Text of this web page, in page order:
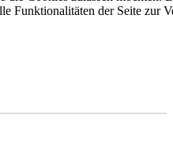
Funktionalitäten der Seite zur